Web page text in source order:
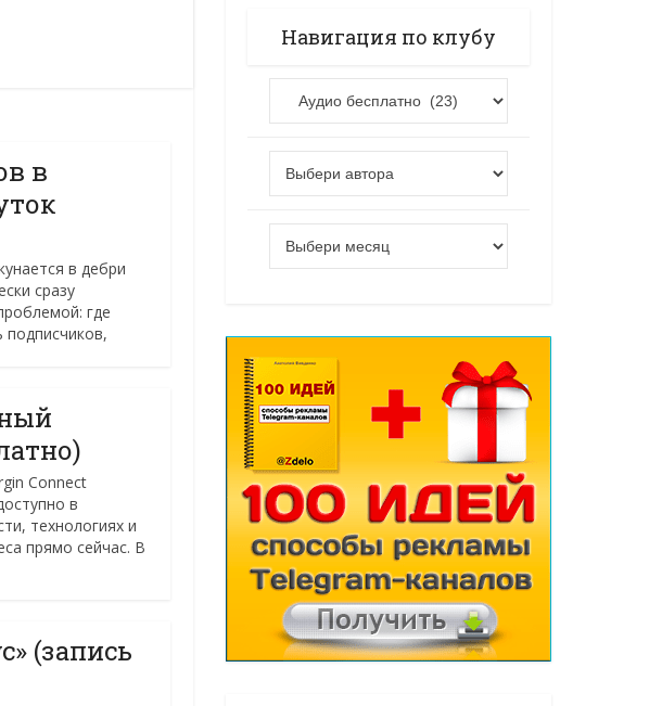
в
в дебри
сразу
где
подписчиков,
Connect
в
технологиях и
прямо сейчас. В
(запись
Навигация по клубу